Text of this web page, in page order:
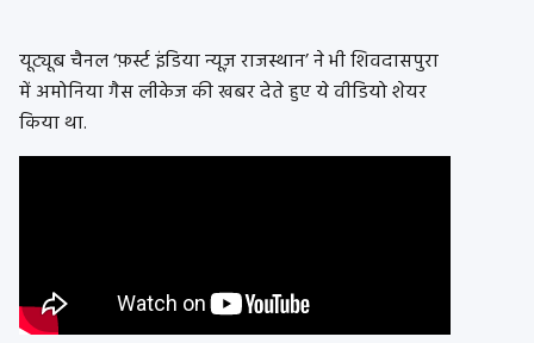
यूट्यूब चैनल ‘फ़र्स्ट इंडिया न्यूज़ राजस्थान’ ने भी शिवदासपुरा
में अमोनिया गैस लीकेज की खबर देते हुए ये वीडियो शेयर
किया था.